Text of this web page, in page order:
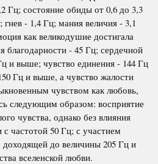
Гц; состояние обиды от 0,6 до 3,3
- 1,4 Гц; мания величия - 3,1
как великодушие достигала
благодарности - 45 Гц; сердечной
и выше; чувство единения - 144 Гц
Гц и выше, а чувство жалости
чувством как любовь,
следующим образом: восприятие
чувства, однако без влияния
частотой 50 Гц; с участием
до величины 205 Гц и
вселенской любви.